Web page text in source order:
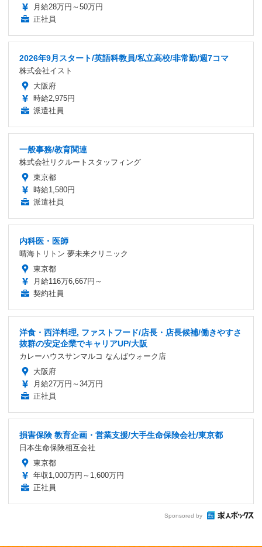
月給28万円～50万円
正社員
2026年9月スタート/英語科教員/私立高校/非常勤/週7コマ
株式会社イスト
大阪府
時給2,975円
派遣社員
一般事務/教育関連
株式会社リクルートスタッフィング
東京都
時給1,580円
派遣社員
内科医・医師
晴海トリトン 夢未来クリニック
東京都
月給116万6,667円～
契約社員
洋食・西洋料理, ファストフード/店長・店長候補/働きやすさ
抜群の安定企業でキャリアUP/大阪
カレーハウスサンマルコ なんばウォーク店
大阪府
月給27万円～34万円
正社員
損害保険 教育企画・営業支援/大手生命保険会社/東京都
日本生命保険相互会社
東京都
年収1,000万円～1,600万円
正社員
Sponsored by